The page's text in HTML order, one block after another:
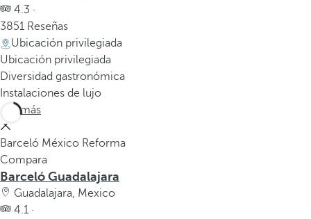
4.3 ·
3851 Reseñas
Ubicación privilegiada
Ubicación privilegiada
Diversidad gastronómica
Instalaciones de lujo
Ver más
Barceló México Reforma
Compara
Barceló Guadalajara
Guadalajara, Mexico
4.1 ·